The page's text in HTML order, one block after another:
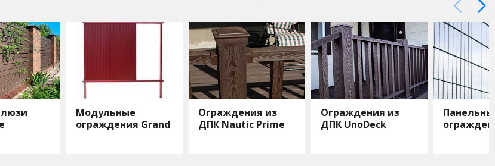
Модульные
ограждения Grand
Ограждения из
ДПК Nautic Prime
Ограждения из
ДПК UnoDeck